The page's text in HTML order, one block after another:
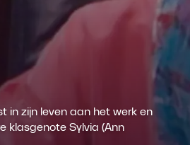
in zijn leven aan het werk en
klasgenote Sylvia (Ann